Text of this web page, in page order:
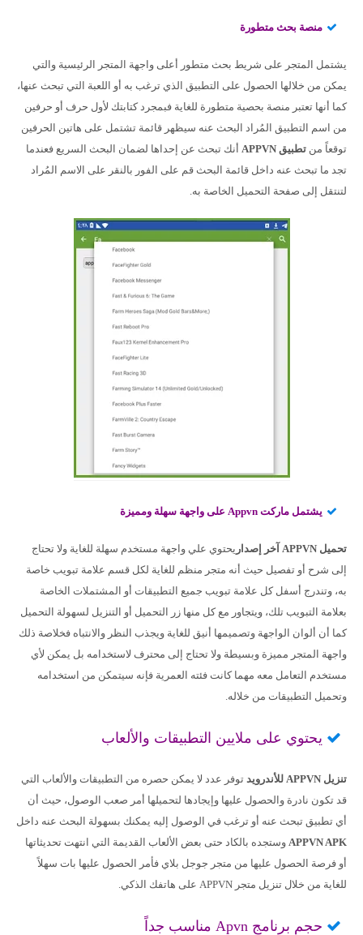
منصة بحث متطورة
يشتمل المتجر على شريط بحث متطور أعلى واجهة المتجر الرئيسية والتي
يمكن من خلالها الحصول على التطبيق الذي ترغب به أو اللعبة التي تبحث عنها،
كما أنها تعتبر منصة بحصية متطورة للغاية فبمجرد كتابتك لأول حرف أو حرفين
من اسم التطبيق المُراد البحث عنه سيظهر قائمة تشتمل على هاتين الحرفين
توقعاً من تطبيق APPVN أنك تبحث عن إحداها لضمان البحث السريع فعندما
تجد ما تبحث عنه داخل قائمة البحث قم على الفور بالنقر على الاسم المُراد
لتنتقل إلى صفحة التحميل الخاصة به.
يشتمل ماركت Appvn على واجهة سهلة ومميزة
تحميل APPVN آخر إصدار
يحتوي علي واجهة مستخدم سهلة للغاية ولا تحتاج
إلى شرح أو تفصيل حيث أنه متجر منظم للغاية لكل قسم علامة تبويب خاصة
به، وتندرج أسفل كل علامة تبويب جميع التطبيقات أو المشتملات الخاصة
بعلامة التبويب تلك، ويتجاور مع كل منها زر التحميل أو التنزيل لسهولة التحميل
كما أن ألوان الواجهة وتصميمها أنيق للغاية ويجذب النظر والانتباه فخلاصة ذلك
واجهة المتجر مميزة وبسيطة ولا تحتاج إلى محترف لاستخدامه بل يمكن لأي
مستخدم التعامل معه مهما كانت فئته العمرية فإنه سيتمكن من استخدامه
وتحميل التطبيقات من خلاله.
يحتوي على ملايين التطبيقات والألعاب
تنزيل APPVN للأندرويد
توفر عدد لا يمكن حصره من التطبيقات والألعاب التي
قد تكون نادرة والحصول عليها وإيجادها لتحميلها أمر صعب الوصول، حيث أن
أي تطبيق تبحث عنه أو ترغب في الوصول إليه يمكنك بسهولة البحث عنه داخل
APPVN APK وستجده بالكاد حتى بعض الألعاب القديمة التي انتهت تحديثاتها
أو فرصة الحصول عليها من متجر جوجل بلاي فأمر الحصول عليها بات سهلاً
للغاية من خلال تنزيل متجر APPVN على هاتفك الذكي.
حجم برنامج Apvn مناسب جداً